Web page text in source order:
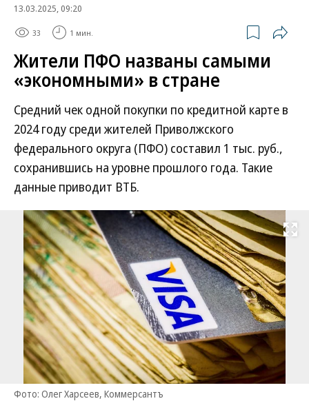
13.03.2025, 09:20
33 1 мин.
Жители ПФО названы самыми
«экономными» в стране
Средний чек одной покупки по кредитной карте в
2024 году среди жителей Приволжского
федерального округа (ПФО) составил 1 тыс. руб.,
сохранившись на уровне прошлого года. Такие
данные приводит ВТБ.
Развернуть
Фото: Олег Харсеев, Коммерсантъ